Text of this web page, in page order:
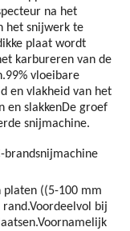
na het
het snijwerk te
plaat wordt
karbureren van de
vloeibare
en vlakheid van het
en slakkenDe groef
snijmachine.
brandsnijmachine
platen ((5-100 mm
bij